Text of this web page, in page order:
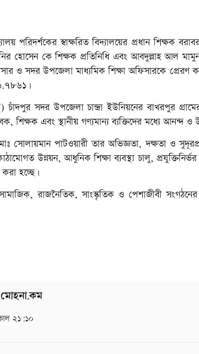
পরিদর্শকের স্বাক্ষরিত বিদ্যালয়ের প্রধান শিক্ষক
হোসেন কে শিক্ষক প্রতিনিধি এবং আবদুল্লাহ আল
ও সদর উপজেলা মাধ্যমিক শিক্ষা অফিসারকে প্রেরণ
৭৮৬১।
চাঁদপুর সদর উপজেলা চান্দ্রা ইউনিয়নের বাখরপুর
শিক্ষক এবং স্থানীয় গণ্যমান্য ব্যক্তিদের মধ্যে আনন্দ ও
সোলায়মান পাটওয়ারী তার অভিজ্ঞতা, দক্ষতা ও
উন্নয়ন, আধুনিক শিক্ষা ব্যবস্থা চালু,
হচ্ছে।
সামাজিক, রাজনৈতিক, সাংস্কৃতিক ও পেশাজীবী
২১:১০